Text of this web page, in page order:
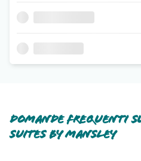
Domande frequenti
Suites By Mansley